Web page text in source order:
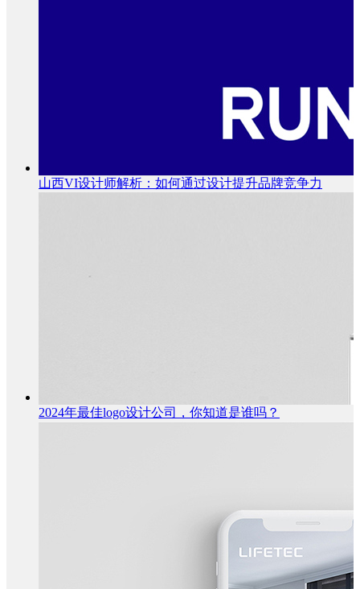
山西VI设计师解析：如何通过设计提升品牌竞争力
2024年最佳logo设计公司，你知道是谁吗？